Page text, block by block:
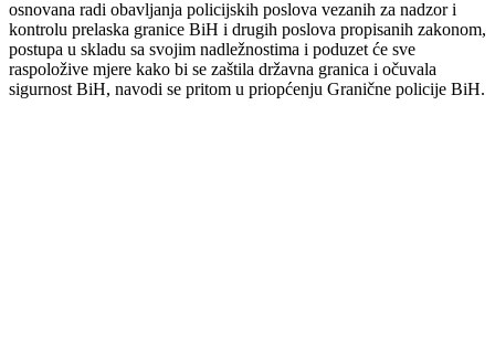
osnovana radi obavljanja policijskih poslova vezanih za nadzor i
kontrolu prelaska granice BiH i drugih poslova propisanih zakonom,
postupa u skladu sa svojim nadležnostima i poduzet će sve
raspoložive mjere kako bi se zaštila državna granica i očuvala
sigurnost BiH, navodi se pritom u priopćenju Granične policije BiH.